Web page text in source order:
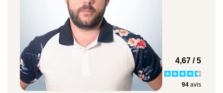
15 000 à 25 000 euros
Pose de pompe à chaleur réversible air-
eau
4,67 / 5
94 avis